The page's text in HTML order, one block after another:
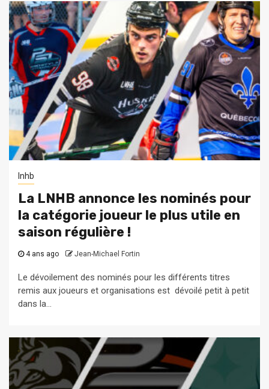
lnhb
La LNHB annonce les nominés pour
la catégorie joueur le plus utile en
saison régulière !
4 ans ago Jean-Michael Fortin
Le dévoilement des nominés pour les différents titres
remis aux joueurs et organisations est dévoilé petit à petit
dans la...